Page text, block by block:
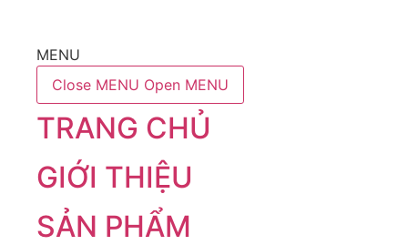
MENU
Close MENU Open MENU
TRANG CHỦ
GIỚI THIỆU
SẢN PHẨM